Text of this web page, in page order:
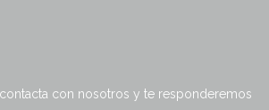
con nosotros y te responderemos